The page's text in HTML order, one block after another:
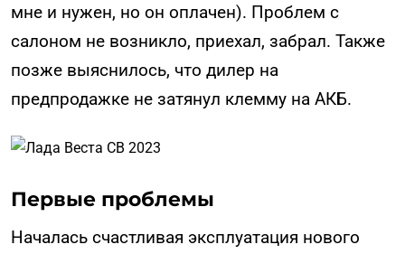
мне и нужен, но он оплачен). Проблем с
салоном не возникло, приехал, забрал. Также
позже выяснилось, что дилер на
предпродажке не затянул клемму на АКБ.
Первые проблемы
Началась счастливая эксплуатация нового